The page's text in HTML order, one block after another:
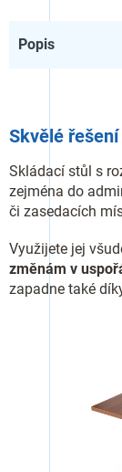
Popis
Skvělé
Skládací stůl s
zejména do
či zasedacích
Využijete jej
změnám v
zapadne také